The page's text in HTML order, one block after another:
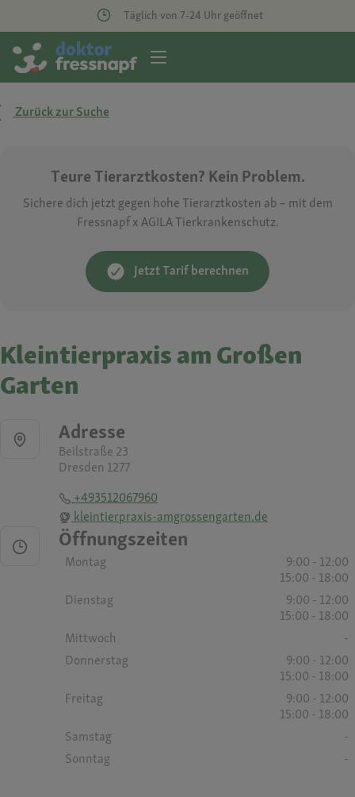
Täglich von 7-24 Uhr geöffnet
Zurück zur Suche
Teure Tierarztkosten? Kein Problem.
Sichere dich jetzt gegen hohe Tierarztkosten ab – mit dem
Fressnapf x AGILA Tierkrankenschutz.
Jetzt Tarif berechnen
Kleintierpraxis am Großen
Garten
Adresse
Beilstraße 23
Dresden 1277
+493512067960
kleintierpraxis-amgrossengarten.de
Öffnungszeiten
Montag
9:00 - 12:00
15:00 - 18:00
Dienstag
9:00 - 12:00
15:00 - 18:00
Mittwoch
-
Donnerstag
9:00 - 12:00
15:00 - 18:00
Freitag
9:00 - 12:00
15:00 - 18:00
Samstag
-
Sonntag
-